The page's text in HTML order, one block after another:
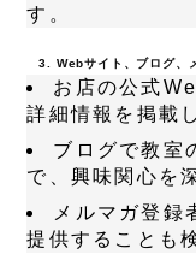
す。
3. Webサイト、ブログ、
お店の公式
詳細情報を掲載
ブログで教室
で、興味関心を
メルマガ登録
提供することも